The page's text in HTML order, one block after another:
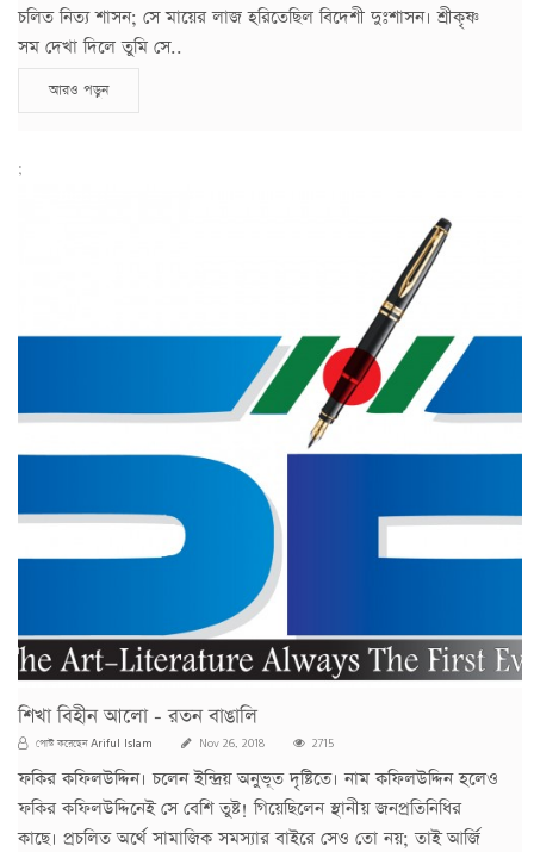
চলিত নিত্য শাসন; সে মায়ের লাজ হরিতেছিল বিদেশী দুঃশাসন। শ্রীকৃষ্ণ
সম দেখা দিলে তুমি সে..
আরও পড়ুন
;
শিখা বিহীন আলো - রতন বাঙালি
পোস্ট করেছেনAriful Islam Nov 26, 2018 2715
ফকির কফিলউদ্দিন। চলেন ইন্দ্রিয় অনুভূত দৃষ্টিতে। নাম কফিলউদ্দিন হলেও
ফকির কফিলউদ্দিনেই সে বেশি তুষ্ট! গিয়েছিলেন স্থানীয় জনপ্রতিনিধির
কাছে। প্রচলিত অর্থে সামাজিক সমস্যার বাইরে সেও তো নয়; তাই আর্জি